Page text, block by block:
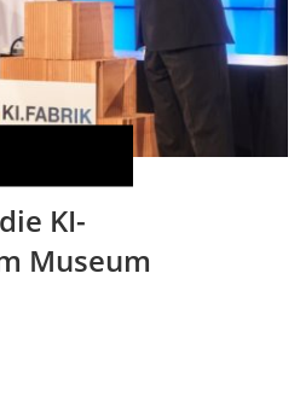
KI-
Museum